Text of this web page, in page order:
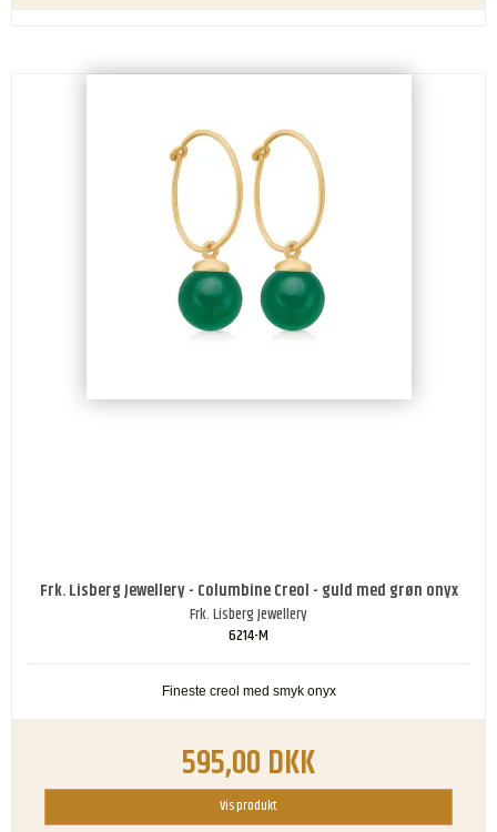
Frk. Lisberg Jewellery - Columbine Creol - guld med grøn onyx
Frk. Lisberg Jewellery
6214-M
Fineste creol med smyk onyx
595,00 DKK
Vis produkt